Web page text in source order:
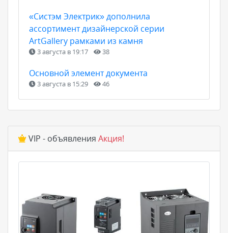
«Систэм Электрик» дополнила
ассортимент дизайнерской серии
ArtGallery рамками из камня
3 августа в 19:17 38
Основной элемент документа
3 августа в 15:29 46
VIP - объявления Акция!